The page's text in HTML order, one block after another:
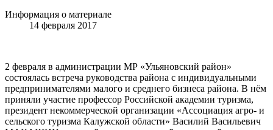
Информация о материале
14 февраля 2017
2 февраля в администрации МР «Ульяновский район»
состоялась встреча руководства района с индивидуальными
предпринимателями малого и среднего бизнеса района. В нём
приняли участие профессор Российской академии туризма,
президент некоммерческой организации «Ассоциация агро- и
сельского туризма Калужской области» Василий Васильевич